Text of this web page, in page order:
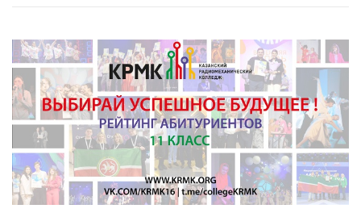
НА
05
АВГУСТА
!